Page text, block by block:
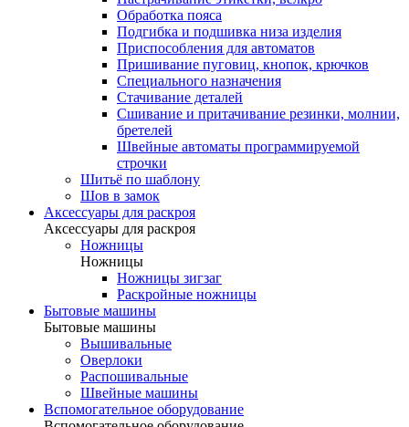
Обработка пояса
Подгибка и подшивка низа изделия
Приспособления для автоматов
Пришивание пуговиц, кнопок, крючков
Специального назначения
Стачивание деталей
Сшивание и притачивание резинки, молнии,
бретелей
Швейные автоматы программируемой
строчки
Шитьё по шаблону
Шов в замок
Аксессуары для раскроя
Аксессуары для раскроя
Ножницы
Ножницы
Ножницы зигзаг
Раскройные ножницы
Бытовые машины
Бытовые машины
Вышивальные
Оверлоки
Распошивальные
Швейные машины
Вспомогательное оборудование